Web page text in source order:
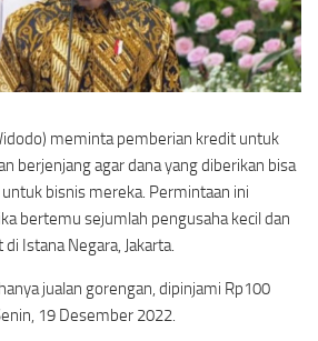
meminta pemberian kredit untuk
berjenjang agar dana yang diberikan bisa
bisnis mereka. Permintaan ini
bertemu sejumlah pengusaha kecil dan
Istana Negara, Jakarta.
jualan gorengan, dipinjami Rp100
19 Desember 2022.